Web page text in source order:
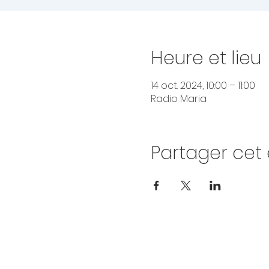
Heure et lieu
14 oct. 2024, 10:00 – 11:00
Radio Maria
Partager